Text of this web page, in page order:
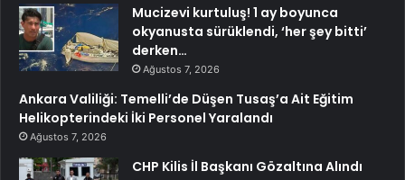
Mucizevi kurtuluş! 1 ay boyunca
okyanusta sürüklendi, ‘her şey bitti’
derken…
Ağustos 7, 2026
Ankara Valiliği: Temelli’de Düşen Tusaş’a Ait Eğitim
Helikopterindeki İki Personel Yaralandı
Ağustos 7, 2026
CHP Kilis İl Başkanı Gözaltına Alındı